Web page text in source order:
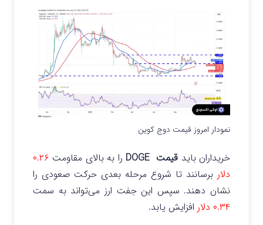
نمودار امروز قیمت دوج کوین
خریداران باید قیمت DOGE را به بالای مقاومت ۰.۲۶
دلار برسانند تا شروع مرحله بعدی حرکت صعودی را
نشان دهند. سپس این جفت ارز می‌تواند به سمت
۰.۳۴ دلار
افزایش یابد.